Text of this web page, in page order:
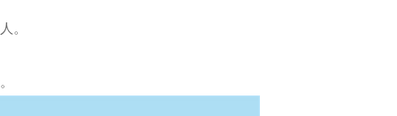
。